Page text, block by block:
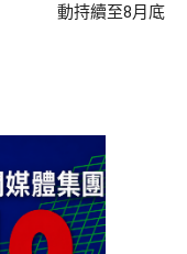
動持續至8月底